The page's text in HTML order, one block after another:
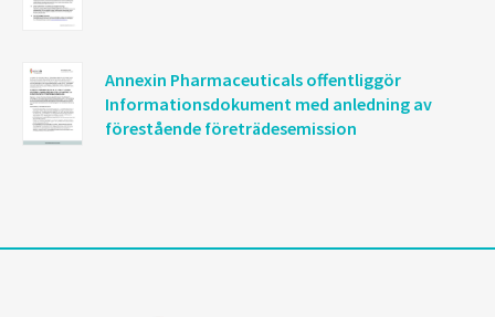
Annexin Pharmaceuticals offentliggör
Informationsdokument med anledning av
förestående företrädesemission